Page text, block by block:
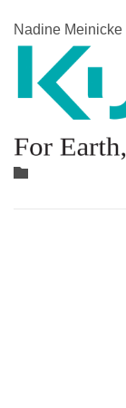
Nadine Meinicke
Category